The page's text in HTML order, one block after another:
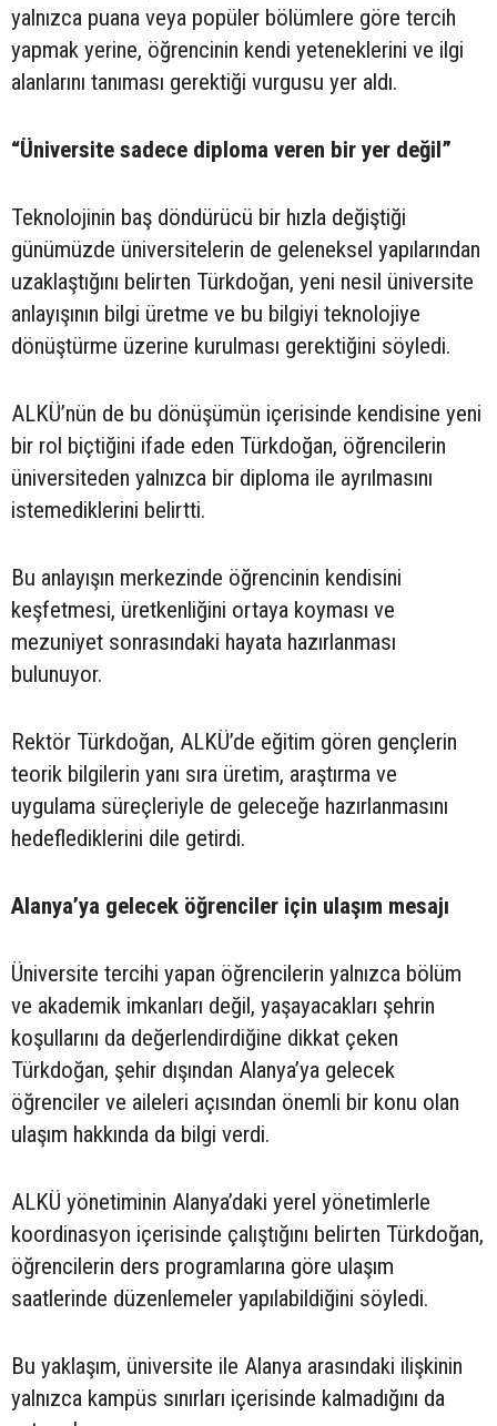
yalnızca puana veya popüler bölümlere göre tercih
yapmak yerine, öğrencinin kendi yeteneklerini ve ilgi
alanlarını tanıması gerektiği vurgusu yer aldı.
“Üniversite sadece diploma veren bir yer değil”
Teknolojinin baş döndürücü bir hızla değiştiği
günümüzde üniversitelerin de geleneksel yapılarından
uzaklaştığını belirten Türkdoğan, yeni nesil üniversite
anlayışının bilgi üretme ve bu bilgiyi teknolojiye
dönüştürme üzerine kurulması gerektiğini söyledi.
ALKÜ’nün de bu dönüşümün içerisinde kendisine yeni
bir rol biçtiğini ifade eden Türkdoğan, öğrencilerin
üniversiteden yalnızca bir diploma ile ayrılmasını
istemediklerini belirtti.
Bu anlayışın merkezinde öğrencinin kendisini
keşfetmesi, üretkenliğini ortaya koyması ve
mezuniyet sonrasındaki hayata hazırlanması
bulunuyor.
Rektör Türkdoğan, ALKÜ’de eğitim gören gençlerin
teorik bilgilerin yanı sıra üretim, araştırma ve
uygulama süreçleriyle de geleceğe hazırlanmasını
hedeflediklerini dile getirdi.
Alanya’ya gelecek öğrenciler için ulaşım mesajı
Üniversite tercihi yapan öğrencilerin yalnızca bölüm
ve akademik imkanları değil, yaşayacakları şehrin
koşullarını da değerlendirdiğine dikkat çeken
Türkdoğan, şehir dışından Alanya’ya gelecek
öğrenciler ve aileleri açısından önemli bir konu olan
ulaşım hakkında da bilgi verdi.
ALKÜ yönetiminin Alanya’daki yerel yönetimlerle
koordinasyon içerisinde çalıştığını belirten Türkdoğan,
öğrencilerin ders programlarına göre ulaşım
saatlerinde düzenlemeler yapılabildiğini söyledi.
Bu yaklaşım, üniversite ile Alanya arasındaki ilişkinin
yalnızca kampüs sınırları içerisinde kalmadığını da